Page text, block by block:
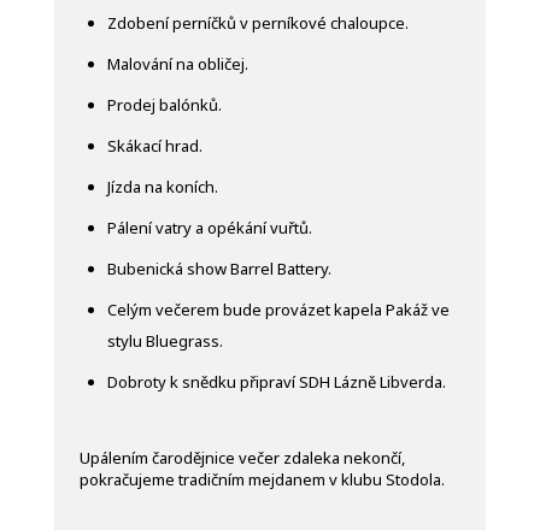
Zdobení perníčků v perníkové chaloupce.
Malování na obličej.
Prodej balónků.
Skákací hrad.
Jízda na koních.
Pálení vatry a opékání vuřtů.
Bubenická show Barrel Battery.
Celým večerem bude provázet kapela Pakáž ve
stylu Bluegrass.
Dobroty k snědku připraví SDH Lázně Libverda.
Upálením čarodějnice večer zdaleka nekončí,
pokračujeme tradičním mejdanem v klubu Stodola.